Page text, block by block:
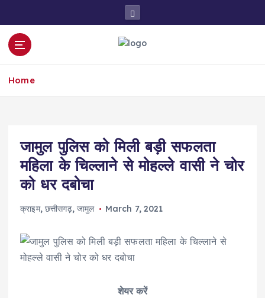
Home
जामुल पुलिस को मिली बड़ी सफलता
महिला के चिल्लाने से मोहल्ले वासी ने चोर
को धर दबोचा
क्राइम, छत्तीसगढ़, जामुल March 7, 2021
शेयर करें